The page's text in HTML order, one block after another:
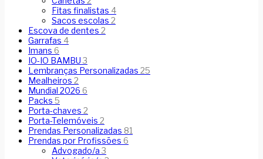
Fitas finalistas 4
Sacos escolas 2
Escova de dentes 2
Garrafas 4
Imans 6
IO-IO BAMBU3
Lembranças Personalizadas 25
Mealheiros 2
Mundial 2026 6
Packs 5
Porta-chaves 2
Porta-Telemóveis 2
Prendas Personalizadas 81
Prendas por Profissões 6
Advogado/a3